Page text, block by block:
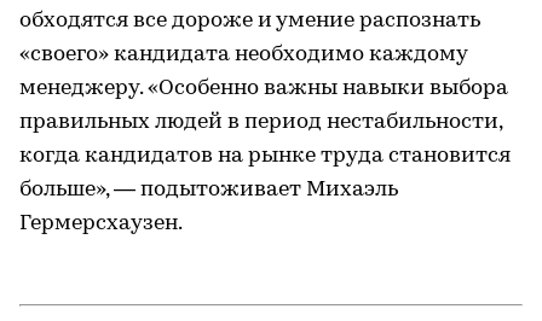
обходятся все дороже и умение распознать
«своего» кандидата необходимо каждому
менеджеру. «Особенно важны навыки выбора
правильных людей в период нестабильности,
когда кандидатов на рынке труда становится
больше», — подытоживает Михаэль
Гермерсхаузен.